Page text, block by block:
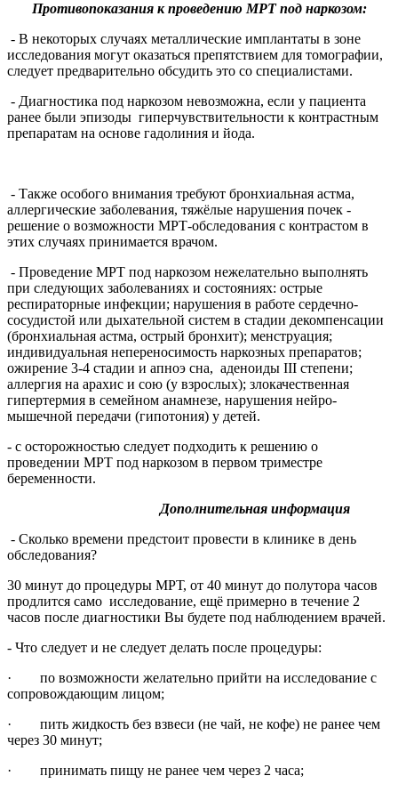
Противопоказания к проведению МРТ под наркозом:
- В некоторых случаях металлические имплантаты в зоне
исследования могут оказаться препятствием для томографии,
следует предварительно обсудить это со специалистами.
- Диагностика под наркозом невозможна, если у пациента
ранее были эпизоды гиперчувствительности к контрастным
препаратам на основе гадолиния и йода.
- Также особого внимания требуют бронхиальная астма,
аллергические заболевания, тяжёлые нарушения почек -
решение о возможности МРТ-обследования с контрастом в
этих случаях принимается врачом.
- Проведение МРТ под наркозом нежелательно выполнять
при следующих заболеваниях и состояниях: острые
респираторные инфекции; нарушения в работе сердечно-
сосудистой или дыхательной систем в стадии декомпенсации
(бронхиальная астма, острый бронхит); менструация;
индивидуальная непереносимость наркозных препаратов;
ожирение 3-4 стадии и апноэ сна, аденоиды III степени;
аллергия на арахис и сою (у взрослых); злокачественная
гипертермия в семейном анамнезе, нарушения нейро-
мышечной передачи (гипотония) у детей.
- с осторожностью следует подходить к решению о
проведении МРТ под наркозом в первом триместре
беременности.
Дополнительная информация
- Сколько времени предстоит провести в клинике в день
обследования?
30 минут до процедуры МРТ, от 40 минут до полутора часов
продлится само исследование, ещё примерно в течение 2
часов после диагностики Вы будете под наблюдением врачей.
- Что следует и не следует делать после процедуры:
· по возможности желательно прийти на исследование с
сопровождающим лицом;
· пить жидкость без взвеси (не чай, не кофе) не ранее чем
через 30 минут;
· принимать пищу не ранее чем через 2 часа;